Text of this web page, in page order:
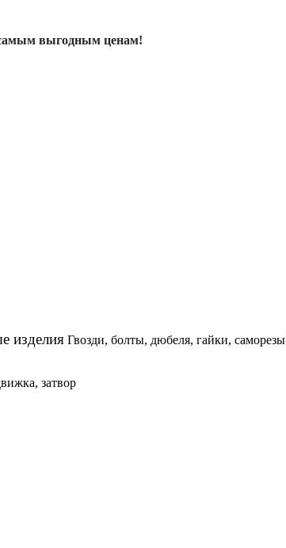
выгодным ценам!
изделия Гвозди, болты, дюбеля, гайки, саморезы
затвор